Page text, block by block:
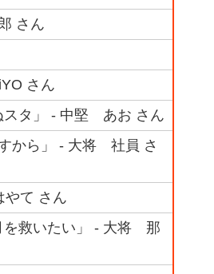
さん
さん
スタ」 - 中堅 あお さん
から」 - 大将 社員 さ
やて さん
を救いたい」 - 大将 那